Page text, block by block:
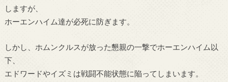
しますが、
ホーエンハイム達が必死に防ぎます。
しかし、ホムンクルスが放った懇親の一撃でホーエンハイム以
下、
エドワードやイズミは戦闘不能状態に陥ってしまいます。